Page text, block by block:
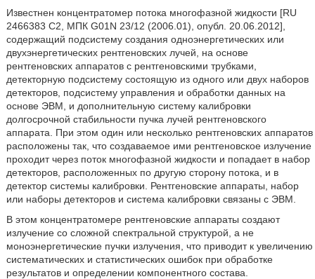
Известнен концентратомер потока многофазной жидкости [RU
2466383 С2, МПК G01N 23/12 (2006.01), опубл. 20.06.2012],
содержащий подсистему создания одноэнергетических или
двухэнергетических рентгеновских лучей, на основе
рентгеновских аппаратов с рентгеновскими трубками,
детекторную подсистему состоящую из одного или двух наборов
детекторов, подсистему управления и обработки данных на
основе ЭВМ, и дополнительную систему калибровки
долгосрочной стабильности пучка лучей рентгеновского
аппарата. При этом один или несколько рентгеновских аппаратов
расположены так, что создаваемое ими рентгеновское излучение
проходит через поток многофазной жидкости и попадает в набор
детекторов, расположенных по другую сторону потока, и в
детектор системы калибровки. Рентгеновские аппараты, набор
или наборы детекторов и система калибровки связаны с ЭВМ.
В этом концентратомере рентгеновские аппараты создают
излучение со сложной спектральной структурой, а не
моноэнергетические пучки излучения, что приводит к увеличению
систематических и статистических ошибок при обработке
результатов и определении компонентного состава.